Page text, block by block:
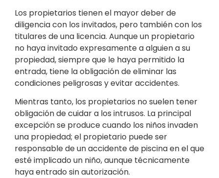
Los propietarios tienen el mayor deber de
diligencia con los invitados, pero también con los
titulares de una licencia. Aunque un propietario
no haya invitado expresamente a alguien a su
propiedad, siempre que le haya permitido la
entrada, tiene la obligación de eliminar las
condiciones peligrosas y evitar accidentes.
Mientras tanto, los propietarios no suelen tener
obligación de cuidar a los intrusos. La principal
excepción se produce cuando los niños invaden
una propiedad; el propietario puede ser
responsable de un accidente de piscina en el que
esté implicado un niño, aunque técnicamente
haya entrado sin autorización.